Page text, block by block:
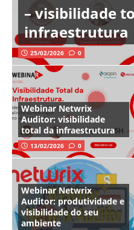
– visibilidade
infraestrutura
25/02/2026 0
Webinar Netwrix
Auditor: visibilidade
total da infraestrutura
13/02/2026 0
Webinar Netwrix
Auditor: produtividade e
visibilidade do seu
ambiente